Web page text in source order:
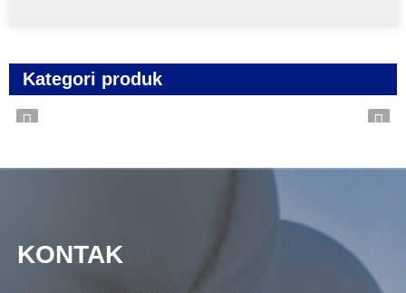
Kategori produk
KONTAK